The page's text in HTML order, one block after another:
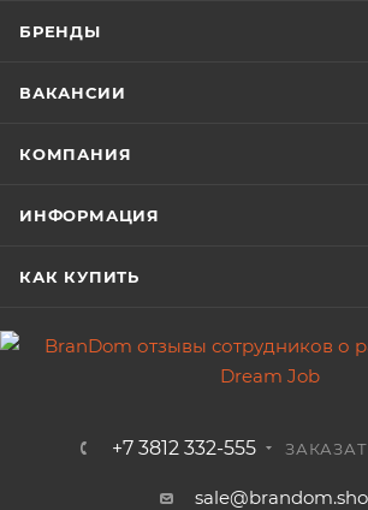
БРЕНДЫ
ВАКАНСИИ
КОМПАНИЯ
ИНФОРМАЦИЯ
КАК КУПИТЬ
+7 3812 332-555